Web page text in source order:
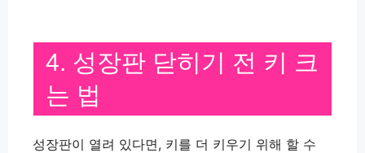
4. 성장판 닫히기 전 키 크
는 법
성장판이 열려 있다면, 키를 더 키우기 위해 할 수